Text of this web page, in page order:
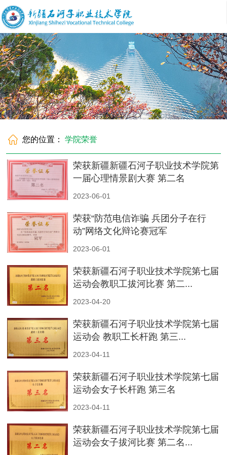
您的位置：学院荣誉
荣获新疆新疆石河子职业技术学院第
一届心理情景剧大赛 第二名
2023-06-01
荣获“防范电信诈骗 兵团分子在行
动”网络文化辩论赛冠军
2023-06-01
荣获新疆石河子职业技术学院第七届
运动会教职工拔河比赛 第二...
2023-04-20
荣获新疆石河子职业技术学院第七届
运动会 教职工长杆跑 第三...
2023-04-11
荣获新疆石河子职业技术学院第七届
运动会女子长杆跑 第三名
2023-04-11
荣获新疆石河子职业技术学院第七届
运动会女子拔河比赛 第二名...